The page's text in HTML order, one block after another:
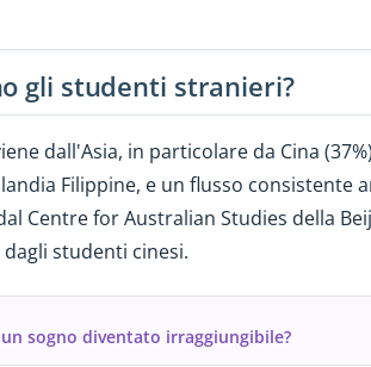
gli studenti stranieri?
dall'Asia, in particolare da Cina
Filippine, e un flusso consistente
Centre for Australian Studies della
studenti cinesi.
sogno diventato irraggiungibile?